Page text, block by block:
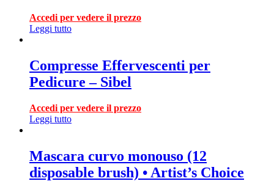
Accedi per vedere il prezzo
Leggi tutto
Compresse Effervescenti per
Pedicure – Sibel
Accedi per vedere il prezzo
Leggi tutto
Mascara curvo monouso (12
disposable brush) • Artist’s Choice